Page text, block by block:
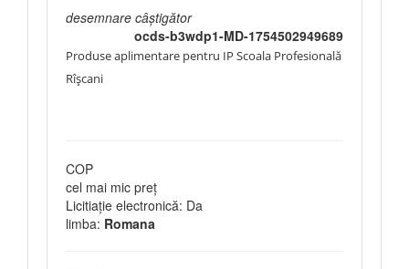
desemnare câștigător
ocds-b3wdp1-MD-1754502949689
Produse aplimentare pentru IP Scoala Profesională
Rîșcani
COP
cel mai mic preț
Licitiație electronică: Da
limba: Romana